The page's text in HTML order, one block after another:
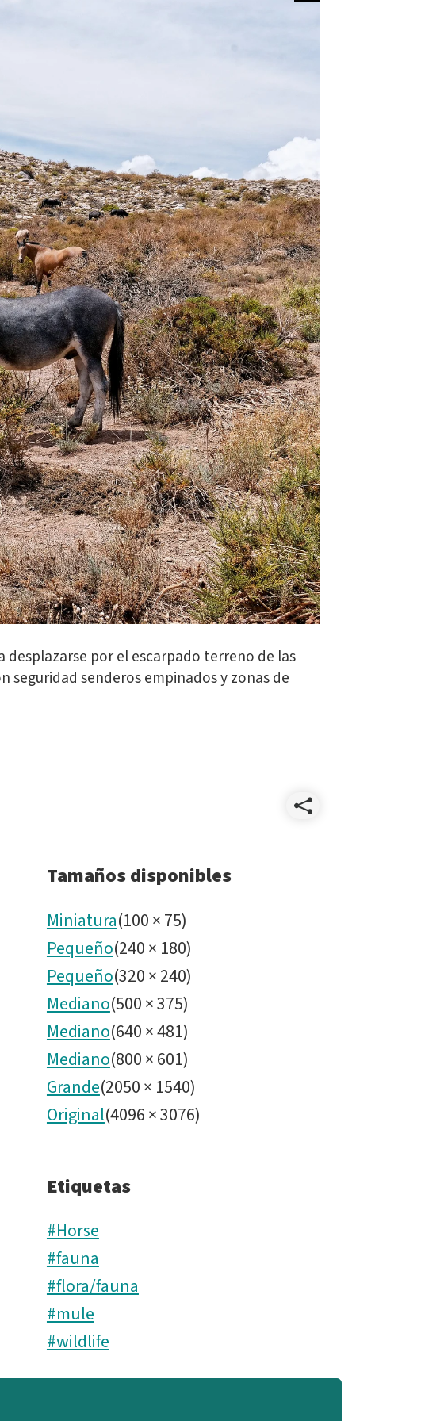
por el escarpado terreno de las
seguridad senderos empinados y zonas de
Tamaños disponibles
Miniatura(100×75)
Pequeño(240× 180)
Pequeño(320×240)
Mediano(500×375)
Mediano(640×481)
Mediano(800×601)
Grande(2050× 1540)
Original(4096×3076)
Etiquetas
#Horse
#fauna
#flora/fauna
#mule
#wildlife